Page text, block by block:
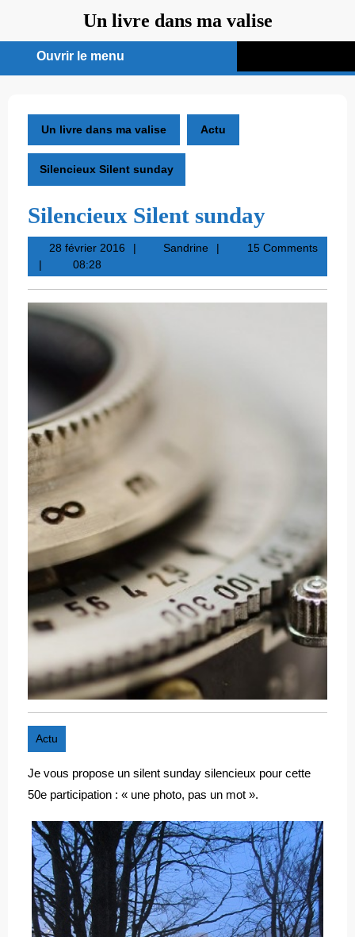
contenu
Un livre dans ma valise
Ouvrir le menu
menu
Un livre dans ma valise Actu
Silencieux Silent sunday
Silencieux Silent sunday
28 février 201628
2016
SandrineSandrine15 Comments
08:28
Actu
Je vous propose un silent sunday silencieux pour cette
50e participation : « une photo, pas un mot ».